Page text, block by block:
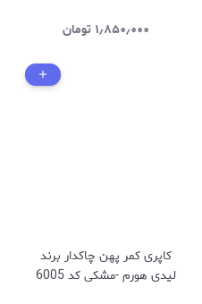
۱٫۸۵۰٫۰۰۰ تومان
کاپری کمر پهن چاکدار برند
لیدی هورم -مشکی کد 6005